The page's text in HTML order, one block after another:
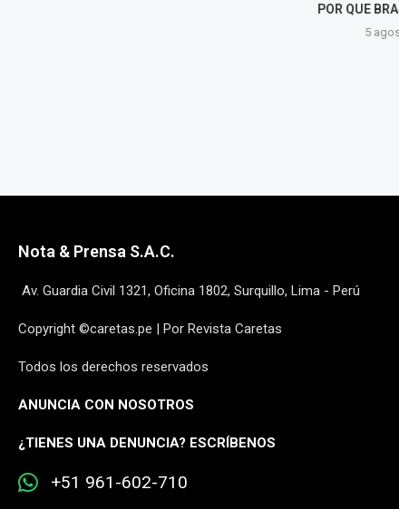
AMÉRICA
5
Nota & Prensa S.A.C.
Av. Guardia Civil 1321, Oficina 1802, Surquillo, Lima - Perú
Copyright ©caretas.pe | Por Revista Caretas
Todos los derechos reservados
ANUNCIA CON NOSOTROS
¿TIENES UNA DENUNCIA? ESCRÍBENOS
+51 961-602-710